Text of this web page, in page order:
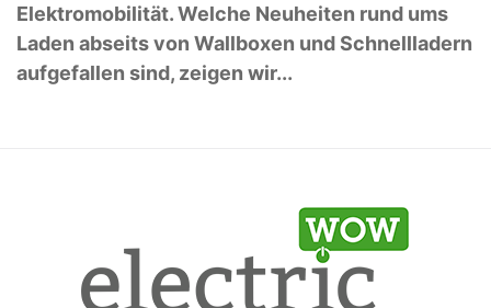
Elektromobilität. Welche Neuheiten rund ums
Laden abseits von Wallboxen und Schnellladern
aufgefallen sind, zeigen wir...